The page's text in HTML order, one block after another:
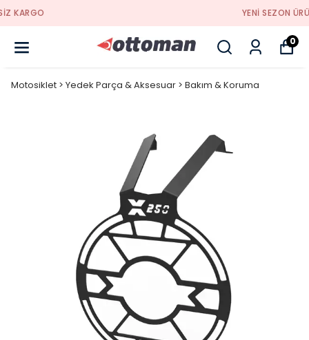
0
Motosiklet > Yedek Parça & Aksesuar > Bakım & Koruma